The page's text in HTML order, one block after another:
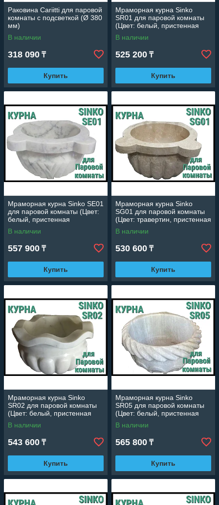
Раковина Cariitti для паровой
комнаты с подсветкой (Ø 380
мм)
В наличии
318 090 ₸
Купить
Мраморная курна Sinko
SR01 для паровой комнаты
(Цвет: белый, пристенная
установка)
В наличии
525 200 ₸
Купить
Мраморная курна Sinko SE01
для паровой комнаты (Цвет:
белый, пристенная
установка)
В наличии
557 900 ₸
Купить
Мраморная курна Sinko
SG01 для паровой комнаты
(Цвет: травертин, пристенная
установка)
В наличии
530 600 ₸
Купить
Мраморная курна Sinko
SR02 для паровой комнаты
(Цвет: белый, пристенная
установка)
В наличии
543 600 ₸
Купить
Мраморная курна Sinko
SR05 для паровой комнаты
(Цвет: белый, пристенная
установка)
В наличии
565 800 ₸
Купить